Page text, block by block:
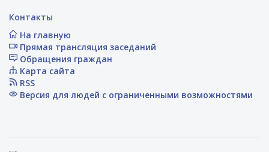
Контакты
На главную
Прямая трансляция заседаний
Обращения граждан
Карта сайта
RSS
Версия для людей с ограниченными возможностями